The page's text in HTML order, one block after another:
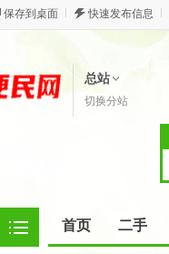
保存到桌面 快速发布信息
总站
切换分站
首页 二手